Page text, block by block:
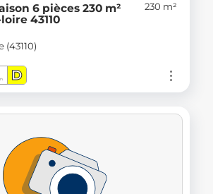
6 pièces 230 m²
43110
230 m²
(43110)
D